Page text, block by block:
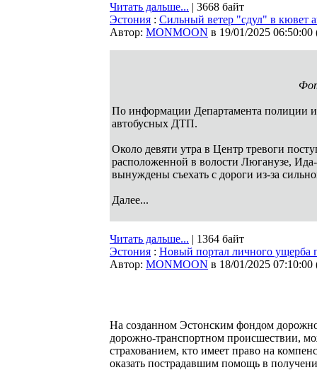
Читать дальше... | 3668 байт
Эстония : Cильный ветер "сдул" в кювет
Автор: MONMOON в 19/01/2025 06:50:00
По информации Департамента полиции
автобусных ДТП.
Около девяти утра в Центр тревоги
расположенной в волости Люганузе,
вынуждены съехать с дороги из-за
Далее...
Читать дальше... | 1364 байт
Эстония : Новый портал личного
Автор: MONMOON в 18/01/2025 07:10:00
На созданном Эстонским фондом
дорожно-транспортном происшествии,
страхованием, кто имеет право на
оказать пострадавшим помощь в